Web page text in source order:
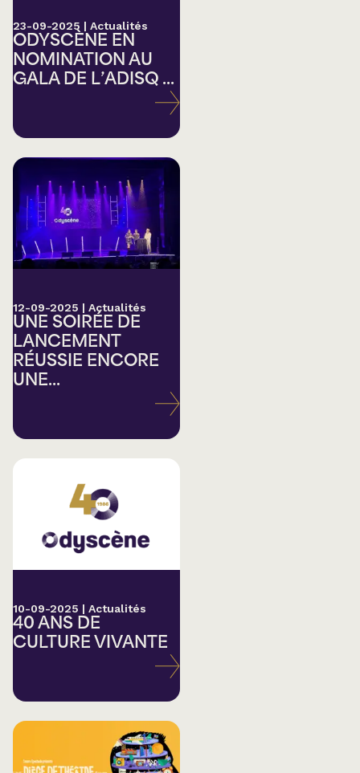
23-09-2025 | Actualités
ODYSCÈNE EN
NOMINATION AU
GALA DE L’ADISQ ...
12-09-2025 | Actualités
UNE SOIRÉE DE
LANCEMENT
RÉUSSIE ENCORE
UNE...
10-09-2025 | Actualités
40 ANS DE
CULTURE VIVANTE